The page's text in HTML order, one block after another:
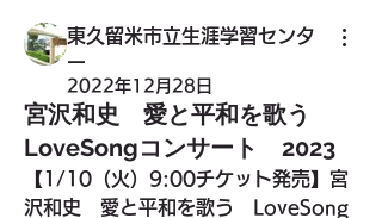
東久留米市立生涯学習センタ
ー
2022年12月28日
宮沢和史 愛と平和を歌う
LoveSongコンサート 2023
【1/10（火）9:00チケット発売】宮
沢和史　愛と平和を歌う　LoveSong